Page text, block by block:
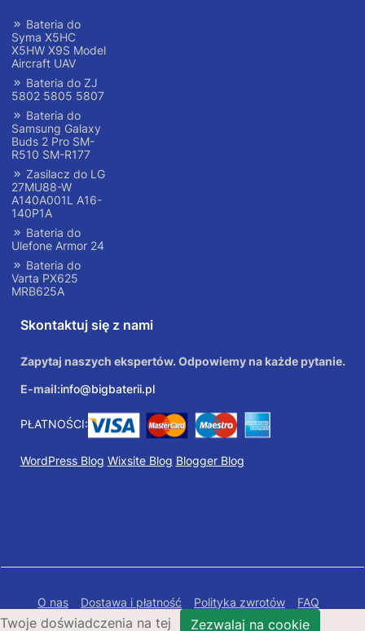
Bateria do
Syma X5HC
X5HW X9S Model
Aircraft UAV
Bateria do ZJ
5802 5805 5807
Bateria do
Samsung Galaxy
Buds 2 Pro SM-
R510 SM-R177
Zasilacz do LG
27MU88-W
A140A001L A16-
140P1A
Bateria do
Ulefone Armor 24
Bateria do
Varta PX625
MRB625A
Skontaktuj się z nami
Zapytaj naszych ekspertów. Odpowiemy na każde pytanie.
E-mail:info@bigbaterii.pl
PŁATNOŚCI:
WordPress Blog Wixsite Blog Blogger Blog
O nas Dostawa i płatność Polityka zwrotów
FAQ
Polityka prywatności
Mapa Strony
Twoje doświadczenia na tej Zezwalaj na cookie